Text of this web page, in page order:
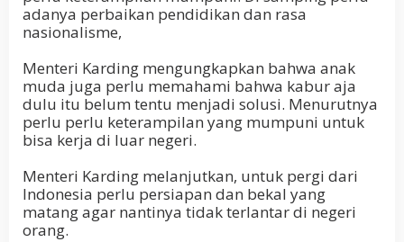
adanya perbaikan pendidikan dan rasa
nasionalisme,
Menteri Karding mengungkapkan bahwa anak
muda juga perlu memahami bahwa kabur aja
dulu itu belum tentu menjadi solusi. Menurutnya
perlu perlu keterampilan yang mumpuni untuk
bisa kerja di luar negeri.
Menteri Karding melanjutkan, untuk pergi dari
Indonesia perlu persiapan dan bekal yang
matang agar nantinya tidak terlantar di negeri
orang.